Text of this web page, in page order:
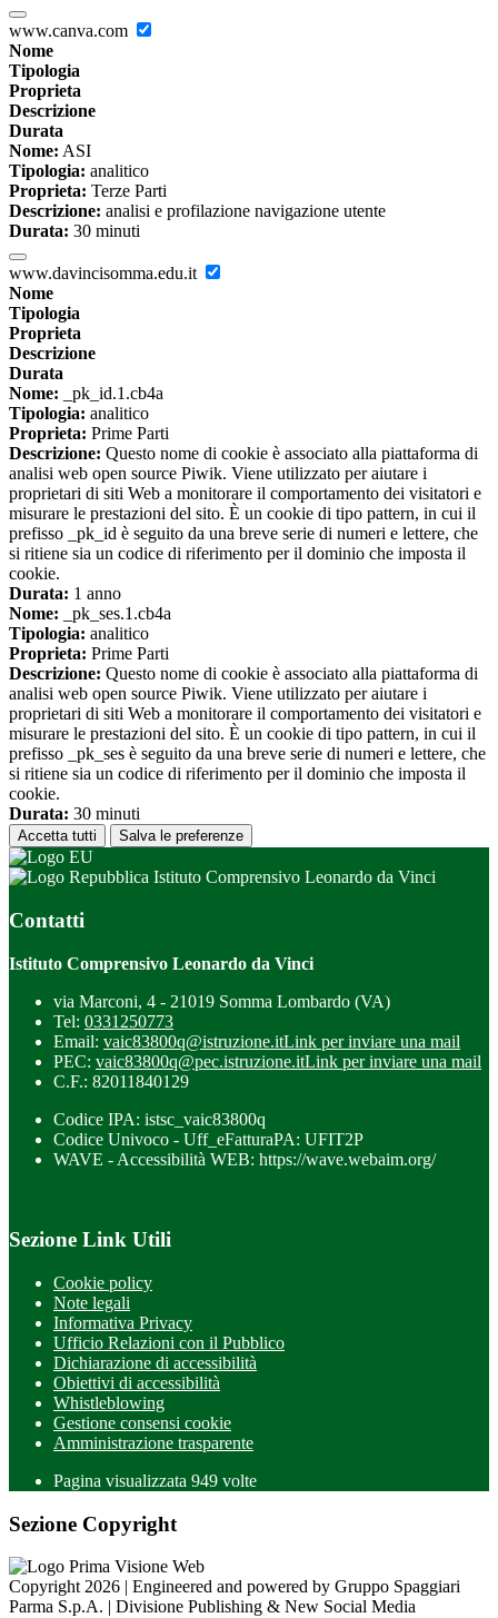
www.canva.com
Nome
Tipologia
Proprieta
Descrizione
Durata
Nome: ASI
Tipologia: analitico
Proprieta: Terze Parti
Descrizione: analisi e profilazione navigazione utente
Durata: 30 minuti
www.davincisomma.edu.it
Nome
Tipologia
Proprieta
Descrizione
Durata
Nome: _pk_id.1.cb4a
Tipologia: analitico
Proprieta: Prime Parti
Descrizione: Questo nome di cookie è associato alla piattaforma di
analisi web open source Piwik. Viene utilizzato per aiutare i
proprietari di siti Web a monitorare il comportamento dei visitatori e
misurare le prestazioni del sito. È un cookie di tipo pattern, in cui il
prefisso _pk_id è seguito da una breve serie di numeri e lettere, che
si ritiene sia un codice di riferimento per il dominio che imposta il
cookie.
Durata: 1 anno
Nome: _pk_ses.1.cb4a
Tipologia: analitico
Proprieta: Prime Parti
Descrizione: Questo nome di cookie è associato alla piattaforma di
analisi web open source Piwik. Viene utilizzato per aiutare i
proprietari di siti Web a monitorare il comportamento dei visitatori e
misurare le prestazioni del sito. È un cookie di tipo pattern, in cui il
prefisso _pk_ses è seguito da una breve serie di numeri e lettere, che
si ritiene sia un codice di riferimento per il dominio che imposta il
cookie.
Durata: 30 minuti
Accetta tutti Salva le preferenze
Istituto Comprensivo Leonardo da Vinci
Contatti
Istituto Comprensivo Leonardo da Vinci
via Marconi, 4 - 21019 Somma Lombardo (VA)
Tel: 0331250773
Email: vaic83800q@istruzione.itLink per inviare una mail
PEC: vaic83800q@pec.istruzione.itLink per inviare una mail
C.F.: 82011840129
Codice IPA: istsc_vaic83800q
Codice Univoco - Uff_eFatturaPA: UFIT2P
WAVE - Accessibilità WEB: https://wave.webaim.org/
Sezione Link Utili
Cookie policy
Note legali
Informativa Privacy
Ufficio Relazioni con il Pubblico
Dichiarazione di accessibilità
Obiettivi di accessibilità
Whistleblowing
Gestione consensi cookie
Amministrazione trasparente
Pagina visualizzata 949 volte
Sezione Copyright
Copyright 2026 | Engineered and powered by Gruppo Spaggiari
Parma S.p.A. | Divisione Publishing & New Social Media